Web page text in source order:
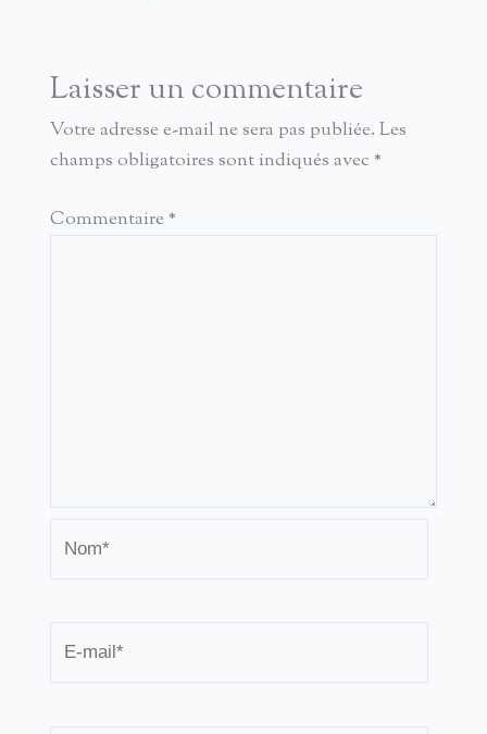
Laisser un commentaire
Votre adresse e-mail ne sera pas publiée. Les
champs obligatoires sont indiqués avec *
Commentaire *
mail*